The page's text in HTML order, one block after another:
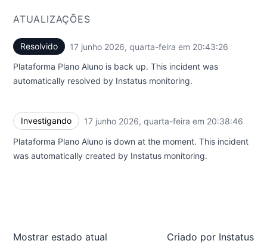
ATUALIZAÇÕES
Resolvido 17 junho 2026, quarta-feira em 20:43:26
Plataforma Plano Aluno is back up. This incident was
automatically resolved by Instatus monitoring.
Investigando 17 junho 2026, quarta-feira em 20:38:46
Plataforma Plano Aluno is down at the moment. This incident
was automatically created by Instatus monitoring.
Mostrar estado atual Criado por Instatus